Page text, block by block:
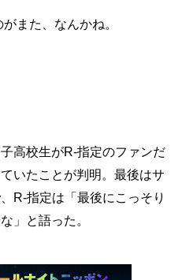
また、なんかね。
高校生がR-指定のファンだ
いたことが判明。最後はサ
R-指定は「最後にこっそり
」と語った。